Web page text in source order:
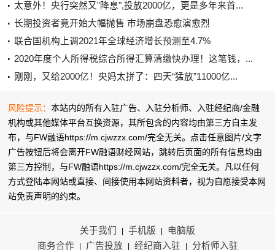
太意外！央行突然又"降息",投放2000亿，更是多年来首...
长期投资者竟开始大幅抛售 市场崩盘恐愈演愈烈
联合国机构上调2021年全球经济增长预测至4.7%
2020年度个人所得税综合所得汇算清缴快办理！这笔钱，...
刚刚，又给2000亿！央妈太拼了：四天“猛放”11000亿...
风险提示：本站内的所有入驻广告、入驻分析师、入驻经纪商/金融
机构或其他媒体平台互换资源，其所包含的内容均由第三方自主发
布，与FW融语https://m.cjwzzx.com/完全无关。点击任意图片/文字
广告按钮后将会离开FW融语财经网站，跳转后页面的所有信息均由
第三方控制，与FW融语https://m.cjwzzx.com/完全无关。凡以任何
方式登陆本网站或直接、间接使用本网站资料者，视为自愿接受本网
站免责声明的约束。
关于我们 手机版
电脑版
商务合作
广告投放 经纪商入驻 分析师入驻